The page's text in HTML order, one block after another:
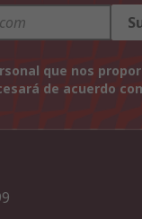
que nos
de acuerdo